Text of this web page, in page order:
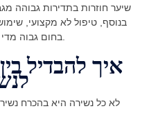
שיער חוזרות בתדירות גבוהה
בנוסף, טיפול לא מקצועי,
בחום גבוה מדי – כל אלו עלולים לגרום לנזק.
איך להבדיל
לא כל נשירה היא בהכרח